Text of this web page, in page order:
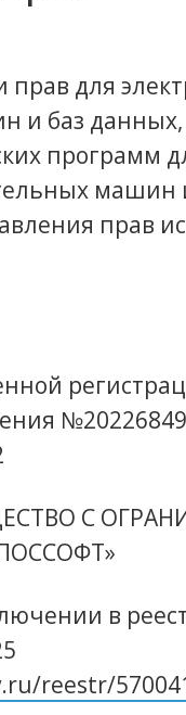
для
и баз
программ
машин
прав
С
в
reestr/